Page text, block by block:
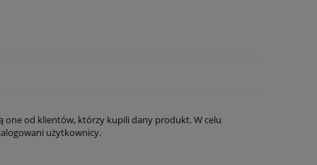
one od klientów, którzy kupili dany produkt. W celu
użytkownicy.